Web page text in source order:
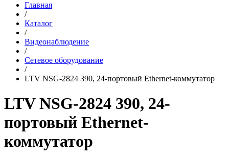
Главная
/
Каталог
/
Видеонаблюдение
/
Сетевое оборудование
/
LTV NSG-2824 390, 24-портовый Ethernet-коммутатор
LTV NSG-2824 390, 24-
портовый Ethernet-
коммутатор